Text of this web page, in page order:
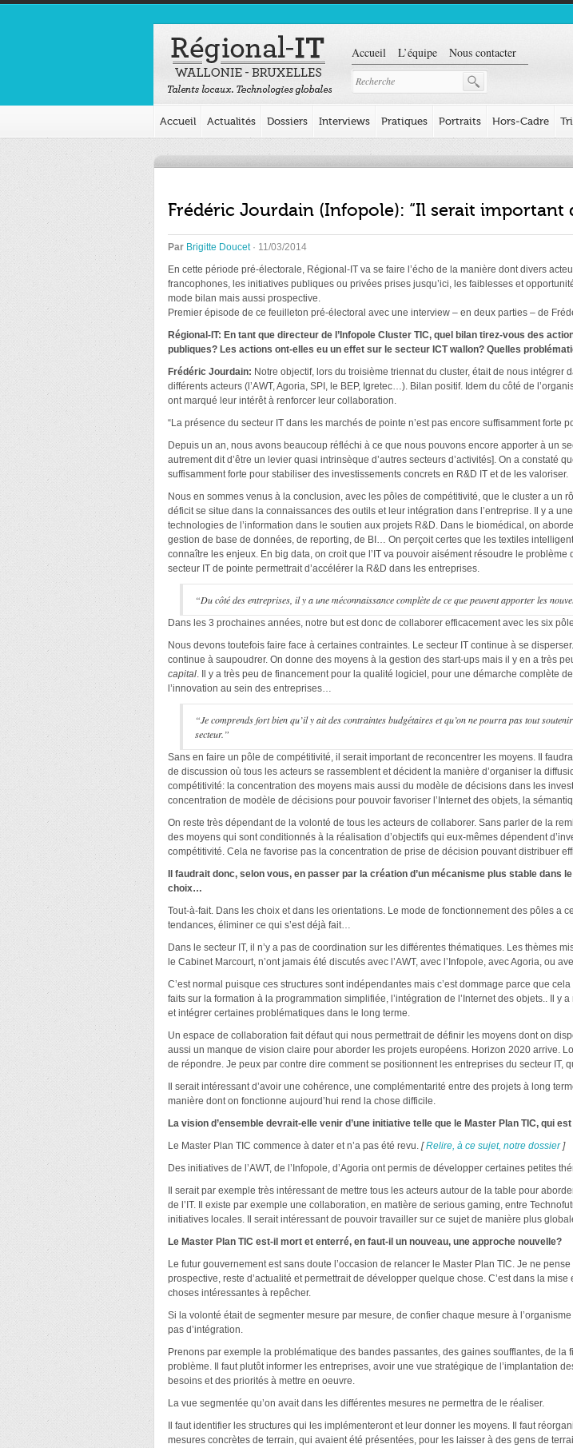
Accueil L’équipe Nous contacter
Accueil Actualités Dossiers Interviews Pratiques Portraits Hors-Cadre
Frédéric Jourdain (Infopole): “Il serait important
Par Brigitte Doucet· 11/03/2014
En cette période pré-électorale, Régional-IT va se faire l’écho de la manière dont divers
francophones, les initiatives publiques ou privées prises jusqu’ici, les faiblesses et
mode bilan mais aussi prospective.
Premier épisode de ce feuilleton pré-électoral avec une interview – en deux parties – de
Régional-IT: En tant que directeur de l’Infopole Cluster TIC, quel bilan tirez-vous des
publiques? Les actions ont-elles eu un effet sur le secteur ICT wallon? Quelles
Frédéric Jourdain: Notre objectif, lors du troisième triennat du cluster, était de nous
différents acteurs (l’AWT, Agoria, SPI, le BEP, Igretec…). Bilan positif. Idem du côté de
ont marqué leur intérêt à renforcer leur collaboration.
“La présence du secteur IT dans les marchés de pointe n’est pas encore suffisamment forte
Depuis un an, nous avons beaucoup réfléchi à ce que nous pouvons encore apporter à un
autrement dit d’être un levier quasi intrinsèque d’autres secteurs d’activités]. On a constaté
suffisamment forte pour stabiliser des investissements concrets en R&D IT et de les valoriser.
Nous en sommes venus à la conclusion, avec les pôles de compétitivité, que le cluster a un
déficit se situe dans la connaissances des outils et leur intégration dans l’entreprise. Il y a
technologies de l’information dans le soutien aux projets R&D. Dans le biomédical, on
gestion de base de données, de reporting, de BI… On perçoit certes que les textiles
connaître les enjeux. En big data, on croit que l’IT va pouvoir aisément résoudre le
secteur IT de pointe permettrait d’accélérer la R&D dans les entreprises.
“Du côté des entreprises, il y a une méconnaissance complète de ce que peuvent apporter les
Dans les 3 prochaines années, notre but est donc de collaborer efficacement avec les six
Nous devons toutefois faire face à certaines contraintes. Le secteur IT continue à se
continue à saupoudrer. On donne des moyens à la gestion des start-ups mais il y en a très
capital. Il y a très peu de financement pour la qualité logiciel, pour une démarche complète
l’innovation au sein des entreprises…
“Je comprends fort bien qu’il y ait des contraintes budgétaires et qu’on ne pourra pas tout
secteur.”
Sans en faire un pôle de compétitivité, il serait important de reconcentrer les moyens. Il
de discussion où tous les acteurs se rassemblent et décident la manière d’organiser la
compétitivité: la concentration des moyens mais aussi du modèle de décisions dans les
concentration de modèle de décisions pour pouvoir favoriser l’Internet des objets, la
On reste très dépendant de la volonté de tous les acteurs de collaborer. Sans parler de la
des moyens qui sont conditionnés à la réalisation d’objectifs qui eux-mêmes dépendent
compétitivité. Cela ne favorise pas la concentration de prise de décision pouvant distribuer
Il faudrait donc, selon vous, en passer par la création d’un mécanisme plus stable
choix…
Tout-à-fait. Dans les choix et dans les orientations. Le mode de fonctionnement des pôles a
tendances, éliminer ce qui s’est déjà fait…
Dans le secteur IT, il n’y a pas de coordination sur les différentes thématiques. Les thèmes
le Cabinet Marcourt, n’ont jamais été discutés avec l’AWT, avec l’Infopole, avec Agoria, ou
C’est normal puisque ces structures sont indépendantes mais c’est dommage parce que
faits sur la formation à la programmation simplifiée, l’intégration de l’Internet des objets.. Il
et intégrer certaines problématiques dans le long terme.
Un espace de collaboration fait défaut qui nous permettrait de définir les moyens dont on
aussi un manque de vision claire pour aborder les projets européens. Horizon 2020 arrive.
de répondre. Je peux par contre dire comment se positionnent les entreprises du secteur IT,
Il serait intéressant d’avoir une cohérence, une complémentarité entre des projets à long
manière dont on fonctionne aujourd’hui rend la chose difficile.
La vision d’ensemble devrait-elle venir d’une initiative telle que le Master Plan TIC, qui
Le Master Plan TIC commence à dater et n’a pas été revu. [Relire, à ce sujet, notre dossier]
Des initiatives de l’AWT, de l’Infopole, d’Agoria ont permis de développer certaines petites
Il serait par exemple très intéressant de mettre tous les acteurs autour de la table pour
de l’IT. Il existe par exemple une collaboration, en matière de serious gaming, entre
initiatives locales. Il serait intéressant de pouvoir travailler sur ce sujet de manière plus
Le Master Plan TIC est-il mort et enterré, en faut-il un nouveau, une approche nouvelle?
Le futur gouvernement est sans doute l’occasion de relancer le Master Plan TIC. Je ne
prospective, reste d’actualité et permettrait de développer quelque chose. C’est dans la
choses intéressantes à repêcher.
Si la volonté était de segmenter mesure par mesure, de confier chaque mesure à
pas d’intégration.
Prenons par exemple la problématique des bandes passantes, des gaines soufflantes, de la
problème. Il faut plutôt informer les entreprises, avoir une vue stratégique de l’implantation
besoins et des priorités à mettre en oeuvre.
La vue segmentée qu’on avait dans les différentes mesures ne permettra de le réaliser.
Il faut identifier les structures qui les implémenteront et leur donner les moyens. Il faut
mesures concrètes de terrain, qui avaient été présentées, pour les laisser à des gens de